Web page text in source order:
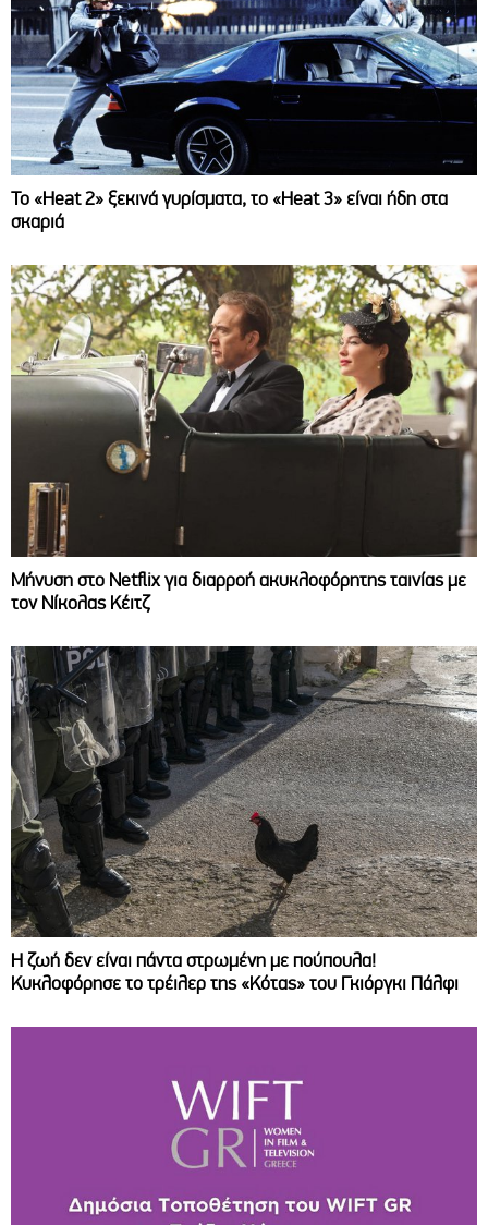
Το «Heat 2» ξεκινά γυρίσματα, το «Heat 3» είναι ήδη στα
σκαριά
Μήνυση στο Netflix για διαρροή ακυκλοφόρητης ταινίας με
τον Νίκολας Κέιτζ
Η ζωή δεν είναι πάντα στρωμένη με πούπουλα!
Κυκλοφόρησε το τρέιλερ της «Κότας» του Γκιόργκι Πάλφι